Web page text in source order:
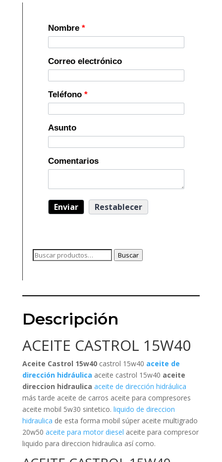
Nombre *
Correo electrónico
Teléfono *
Asunto
Comentarios
Buscar
Buscar
Descripción
ACEITE CASTROL 15W40
Aceite Castrol 15w40castrol 15w40 aceite de
dirección hidráulica aceite castrol 15w40 aceite
direccion hidraulica aceite de dirección hidráulica
más tarde aceite de carros aceite para compresores
aceite mobil 5w30 sintetico. liquido de direccion
hidraulica de esta forma mobil súper aceite multigrado
20w50 aceite para motor diesel aceite para compresor
liquido para direccion hidraulica así como.